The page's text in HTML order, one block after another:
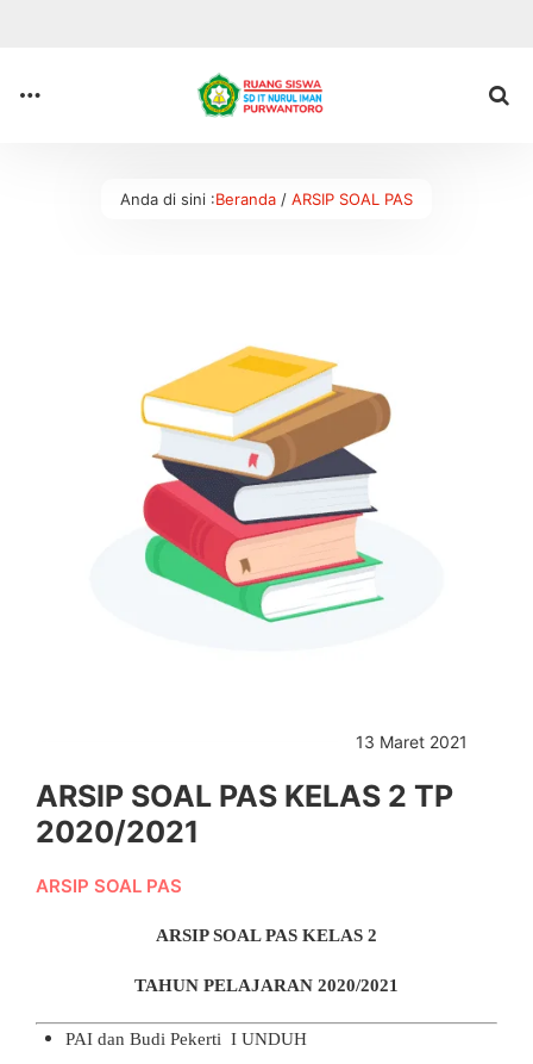
Anda di sini :Beranda / ARSIP SOAL PAS
13 Maret 2021
ARSIP SOAL PAS KELAS 2 TP
2020/2021
ARSIP SOAL PAS
ARSIP SOAL PAS KELAS 2
TAHUN PELAJARAN 2020/2021
PAI dan Budi Pekerti I UNDUH